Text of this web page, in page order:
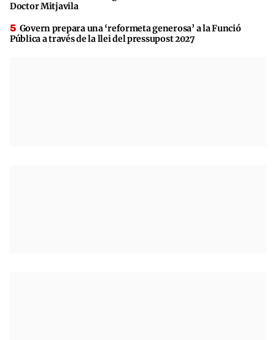
Doctor Mitjavila
Govern prepara una ‘reformeta generosa’ a la Funció
Pública a través de la llei del pressupost 2027